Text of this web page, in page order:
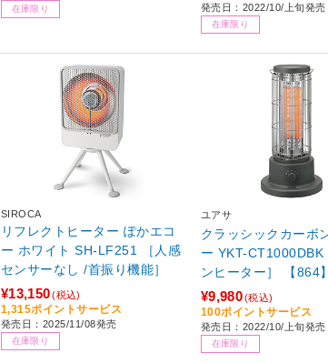
在庫限り 発売日：2022/10/上旬発売
在庫限り
SIROCA
リフレクトヒーター ぽかエコ
ー ホワイト SH-LF251 ［人感
センサーなし /首振り機能］
¥13,150(税込)
1,315ポイントサービス
発売日：2025/11/08発売
在庫限り
ユアサ
クラッシックカーボ
ー YKT-CT1000DBK ［カーボ
ンヒーター］ 【864】
¥9,980(税込)
100ポイントサービス
発売日：2022/10/上旬発売
在庫限り